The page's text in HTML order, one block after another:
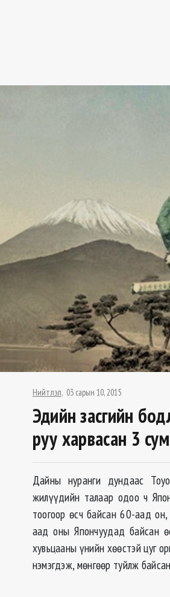
Нийтлэл 03 сарын 10, 2015
Эдийн засгийн
руу харвасан 3
Дайны нуранги дундаас
жилүүдийн талаар одоо ч
тоогоор ѳсч байсан 60-аад
аад оны Япончуудад байсан
хувьцааны үнийн хѳѳстэй цуг
нэмэгдэж, мѳнгѳѳр туйлж